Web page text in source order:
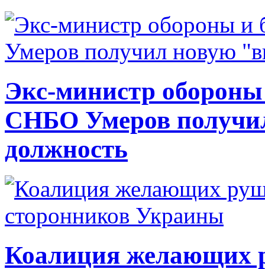
Экс-министр
СНБО Умеров
должность
Коалиция желающих